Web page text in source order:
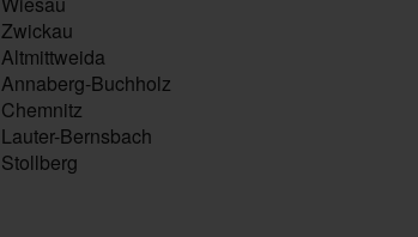
Zwickau
Altmittweida
Annaberg-Buchholz
Chemnitz
Lauter-Bernsbach
Stollberg